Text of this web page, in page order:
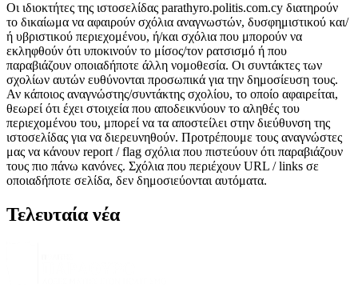
Οι ιδιοκτήτες της ιστοσελίδας parathyro.politis.com.cy διατηρούν
το δικαίωμα να αφαιρούν σχόλια αναγνωστών, δυσφημιστικού και/
ή υβριστικού περιεχομένου, ή/και σχόλια που μπορούν να
εκληφθούν ότι υποκινούν το μίσος/τον ρατσισμό ή που
παραβιάζουν οποιαδήποτε άλλη νομοθεσία. Οι συντάκτες των
σχολίων αυτών ευθύνονται προσωπικά για την δημοσίευση τους.
Αν κάποιος αναγνώστης/συντάκτης σχολίου, το οποίο αφαιρείται,
θεωρεί ότι έχει στοιχεία που αποδεικνύουν το αληθές του
περιεχομένου του, μπορεί να τα αποστείλει στην διεύθυνση της
ιστοσελίδας για να διερευνηθούν. Προτρέπουμε τους αναγνώστες
μας να κάνουν report / flag σχόλια που πιστεύουν ότι παραβιάζουν
τους πιο πάνω κανόνες. Σχόλια που περιέχουν URL / links σε
οποιαδήποτε σελίδα, δεν δημοσιεύονται αυτόματα.
Τελευταία νέα